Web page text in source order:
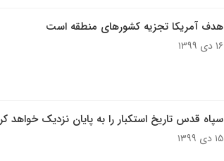
هدف آمریکا تجزیه کشورهای منطقه است
۱۶ دی ۱۳۹۹
سپاه قدس تاریخ استکبار را به پایان نزدیک خواهد
۱۵ دی ۱۳۹۹